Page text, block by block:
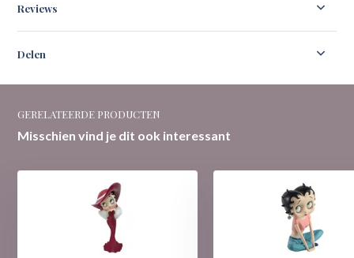
Reviews
Delen
GERELATEERDE PRODUCTEN
Misschien vind je dit ook interessant